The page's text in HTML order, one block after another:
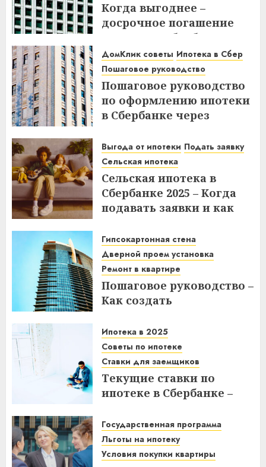
Когда выгоднее –
досрочное погашение
ипотеки в Сбербанке до
или после дня списания?
Узнайте все нюансы!
18.12.2025
ДомКлик советы Ипотека в Сбер
Пошаговое руководство
Пошаговое руководство
по оформлению ипотеки
в Сбербанке через
советы
08.12.2025
Выгода от ипотеки Подать заявку
Сельская ипотека
Сельская ипотека в
Сбербанке 2025 – Когда
подавать заявки и как
03.12.2025
Гипсокартонная стена
Дверной проем установка
Ремонт в квартире
Пошаговое руководство –
Как создать
дверным проемом в
отремонтированной
квартире
14.11.2025
Ипотека в 2025
Советы по ипотеке
Ставки для заемщиков
Текущие ставки по
ипотеке в Сбербанке –
заемщикам в 2025 году
14.11.2025
Государственная программа
Льготы на ипотеку
Условия покупки квартиры